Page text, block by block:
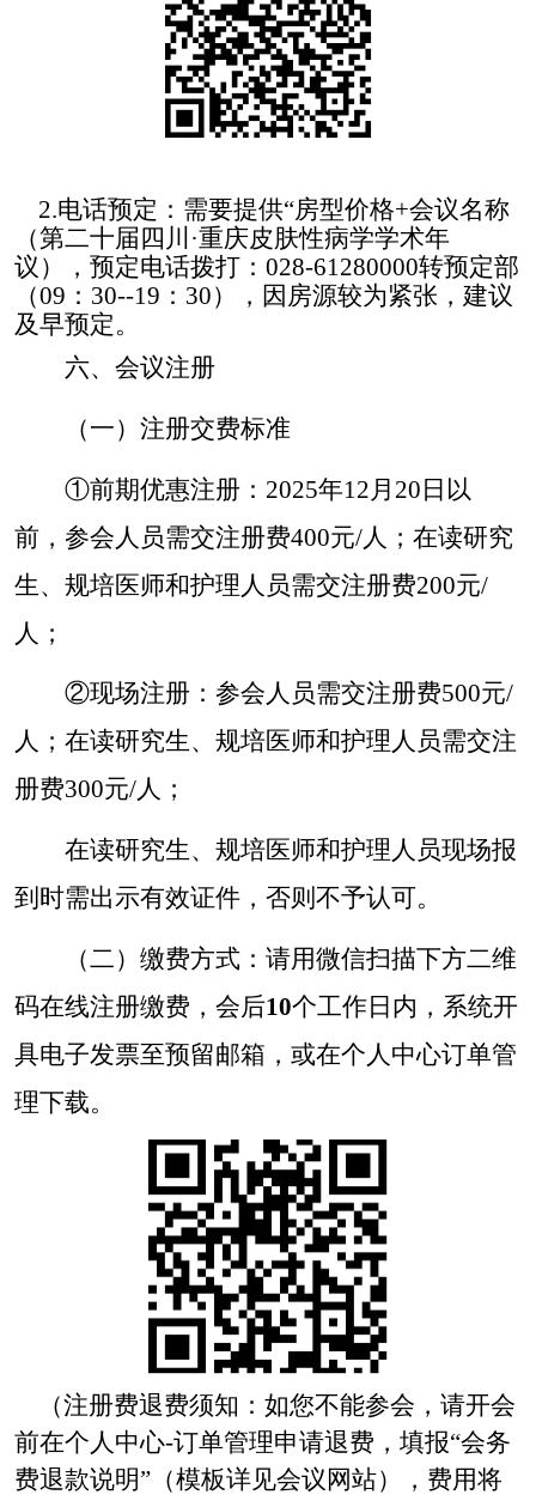
2.电话预定：需要提供“房型价格+会议名称
（第二十届四川 ·重庆皮肤性病学学术年
议 ），预定电话拨打： 028-61280000转预定部
（09 ： 30--19 ： 30）， 因房源较为紧张，建议
及早预定。
六、会议注册
（一）注册交费标准
①前期优惠注册：2025年12月20日以
前，参会人员需交注册费400元/人；在读研究
生、规培医师和护理人员需交注册费200元/
人；
②现场注册：参会人员需交注册费500元/
人；在读研究生、规培医师和护理人员需交注
册费300元/人；
在读研究生、规培医师和护理人员现场报
到时需出示有效证件，否则不予认可。
（二）缴费方式 ：请用微信扫描下方二维
码在线注册缴费，会后10个工作日内，系统开
具电子发票至预留邮箱，或在个人中心订单管
理下载。
（注册费退费须知：如您不能参会，请开会
前在个人中心-订单管理申请退费，填报“会务
费退款说明”（模板详见会议网站），费用将